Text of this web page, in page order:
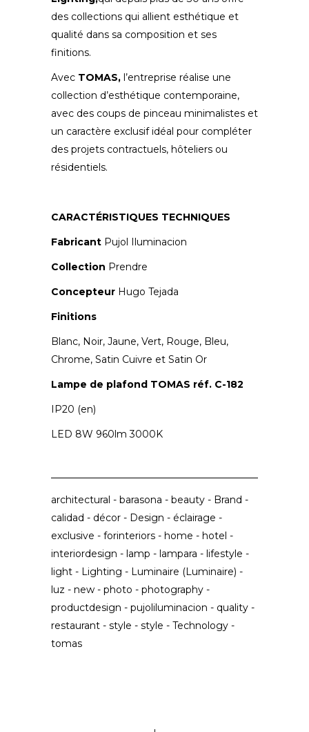
des collections qui allient esthétique et
qualité dans sa composition et ses
finitions.
Avec TOMAS, l’entreprise réalise une
collection d’esthétique contemporaine,
avec des coups de pinceau minimalistes et
un caractère exclusif idéal pour compléter
des projets contractuels, hôteliers ou
résidentiels.
CARACTÉRISTIQUES TECHNIQUES
Fabricant Pujol Iluminacion
Collection Prendre
Concepteur Hugo Tejada
Finitions
Blanc, Noir, Jaune, Vert, Rouge, Bleu,
Chrome, Satin Cuivre et Satin Or
Lampe de plafond TOMAS réf. C-182
IP20 (en)
LED 8W 960lm 3000K
architectural - barasona - beauty - Brand -
calidad - décor - Design - éclairage -
exclusive - forinteriors - home - hotel -
interiordesign - lamp - lampara - lifestyle -
light - Lighting - Luminaire (Luminaire) -
luz - new - photo - photography -
productdesign - pujoliluminacion - quality -
restaurant - style - style - Technology -
tomas